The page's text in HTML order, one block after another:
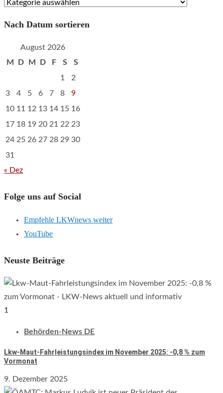
Nach Datum sortieren
August 2026
M
D M D F S
S
1
2
3
4 5 6 7 8
9
10 11 12 13 14 15 16
17 18 19 20 21 22 23
24 25 26 27 28 29 30
31
« Dez
Folge uns auf Social
Empfehle LKWnews weiter
YouTube
Neuste Beiträge
1
Behörden-News DE
Lkw-Maut-Fahrleistungsindex im November 2025: -0,8 % zum
Vormonat
9. Dezember 2025